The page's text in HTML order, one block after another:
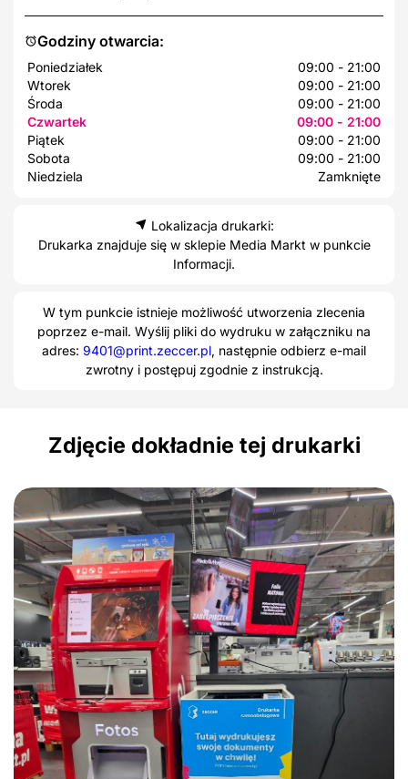
Godziny otwarcia:
Poniedziałek
09:00 - 21:00
Wtorek
09:00 - 21:00
Środa
09:00 - 21:00
Czwartek
09:00 - 21:00
Piątek
09:00 - 21:00
Sobota
09:00 - 21:00
Niedziela
Zamknięte
Lokalizacja drukarki:
Drukarka znajduje się w sklepie Media Markt w punkcie
Informacji.
W tym punkcie istnieje możliwość utworzenia zlecenia
poprzez e-mail. Wyślij pliki do wydruku w załączniku na
adres: 9401@print.zeccer.pl, następnie odbierz e-mail
zwrotny i postępuj zgodnie z instrukcją.
Zdjęcie dokładnie tej drukarki